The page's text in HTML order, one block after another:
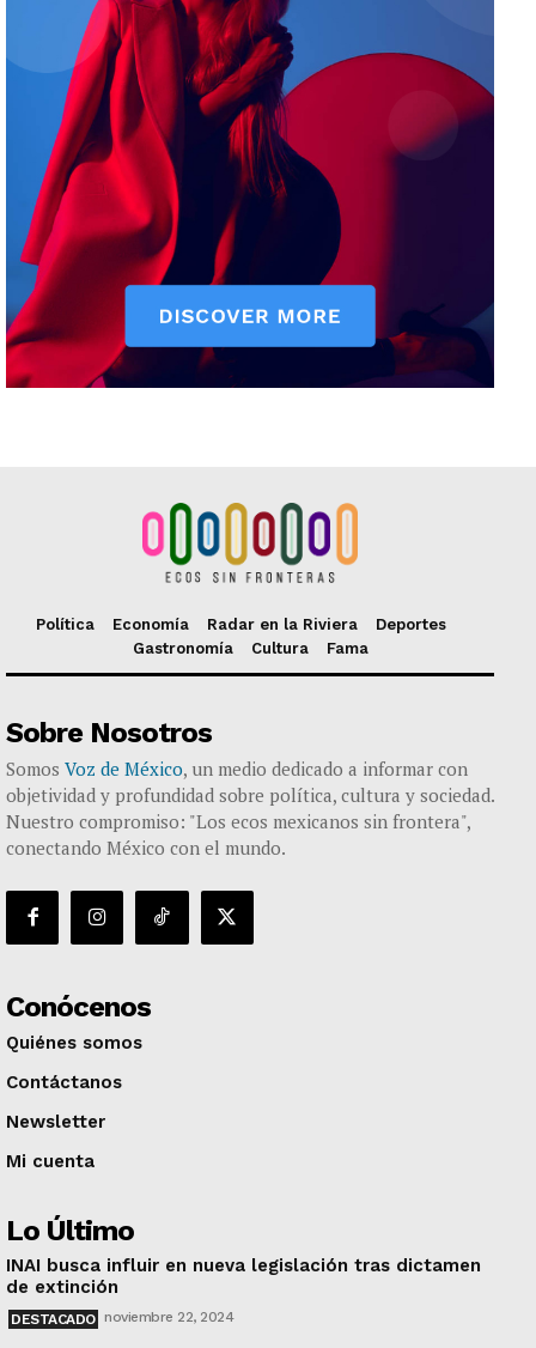
Política Economía Radar en la Riviera
Deportes
Gastronomía
Cultura Fama
Sobre Nosotros
Somos Voz de México, un medio dedicado a informar con
objetividad y profundidad sobre política, cultura y sociedad.
Nuestro compromiso: "Los ecos mexicanos sin frontera",
conectando México con el mundo.
Conócenos
Quiénes somos
Contáctanos
Newsletter
Mi cuenta
Lo Último
INAI busca influir en nueva legislación tras dictamen
de extinción
DESTACADO noviembre 22, 2024